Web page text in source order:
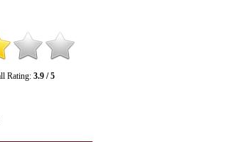
Rating: 3.9 / 5